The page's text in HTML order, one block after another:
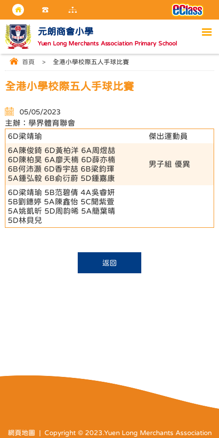
元朗商會小學
Yuen Long Merchants Association Primary School
首頁 > 全港小學校際五人手球比賽
全港小學校際五人手球比賽
05/05/2023
主辦：學界體育聯會
6D梁靖瑜
傑出運動員
6A陳俊錡 6D黃柏洋 6A周煜喆
6D陳柏昊 6A廖天楠 6D薛亦楠
6B何沛灝 6D香宇喆 6B梁鈞琿
5A鍾弘毅 6B俞衍蔚 5D鍾嘉康
男子組 優異
6D梁靖瑜 5B范碧倩 4A吳睿妍
5B劉鏸婷 5A陳鑫怡 5C聞紫萱
5A姚凱昕 5D周韵晞 5A簡葉晴
5D林貝兒
返回
網頁地圖 | Copyright © 2023.Yuen Long Merchants Association